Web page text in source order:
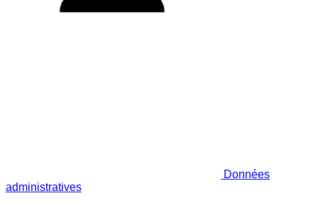
Données
administratives